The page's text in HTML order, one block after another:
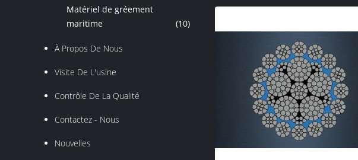
Matériel de gréement
maritime
(10)
À Propos De Nous
Visite De L'usine
Contrôle De La Qualité
Contactez - Nous
Nouvelles